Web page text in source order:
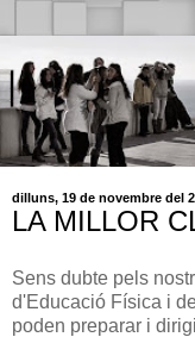
dilluns, 19 de novembre del
LA MILLOR
Sens dubte pels
d'Educació Física i
poden preparar i